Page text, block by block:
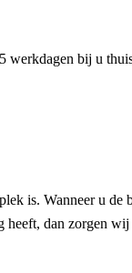
bij u
is. Wanneer u
heeft, dan zorgen